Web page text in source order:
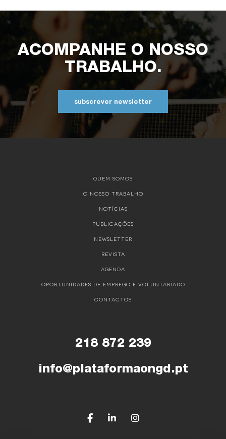
ACOMPANHE O NOSSO
TRABALHO.
subscrever newsletter
QUEM SOMOS
O NOSSO TRABALHO
NOTÍCIAS
PUBLICAÇÕES
NEWSLETTER
REVISTA
AGENDA
OPORTUNIDADES DE EMPREGO E VOLUNTARIADO
CONTACTOS
218 872 239
info@plataformaongd.pt